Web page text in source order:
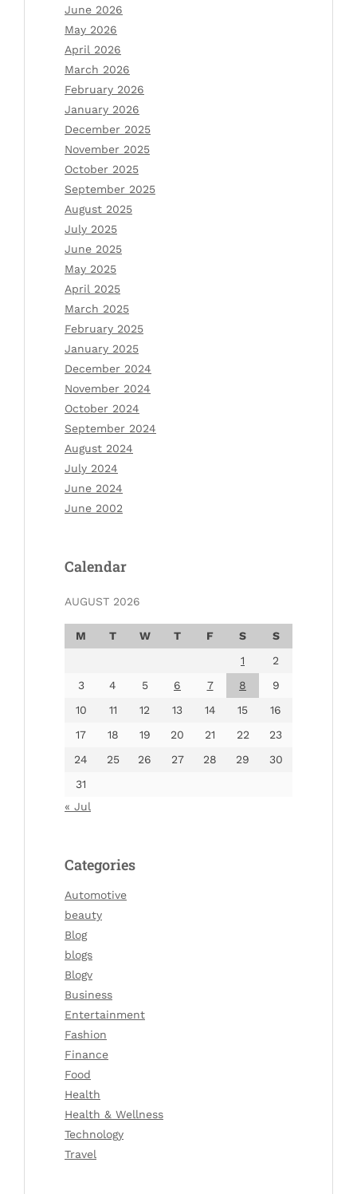
June 2026
May 2026
April 2026
March 2026
February 2026
January 2026
December 2025
November 2025
October 2025
September 2025
August 2025
July 2025
June 2025
May 2025
April 2025
March 2025
February 2025
January 2025
December 2024
November 2024
October 2024
September 2024
August 2024
July 2024
June 2024
June 2002
Calendar
AUGUST 2026
M T W T F S
S
1
2
3
4 5 6 7 8
9
10
11 12 13 14 15
16
17
18 19 20 21 22
23
24
25 26 27 28 29
30
31
« Jul
Categories
Automotive
beauty
Blog
blogs
Blogv
Business
Entertainment
Fashion
Finance
Food
Health
Health & Wellness
Technology
Travel